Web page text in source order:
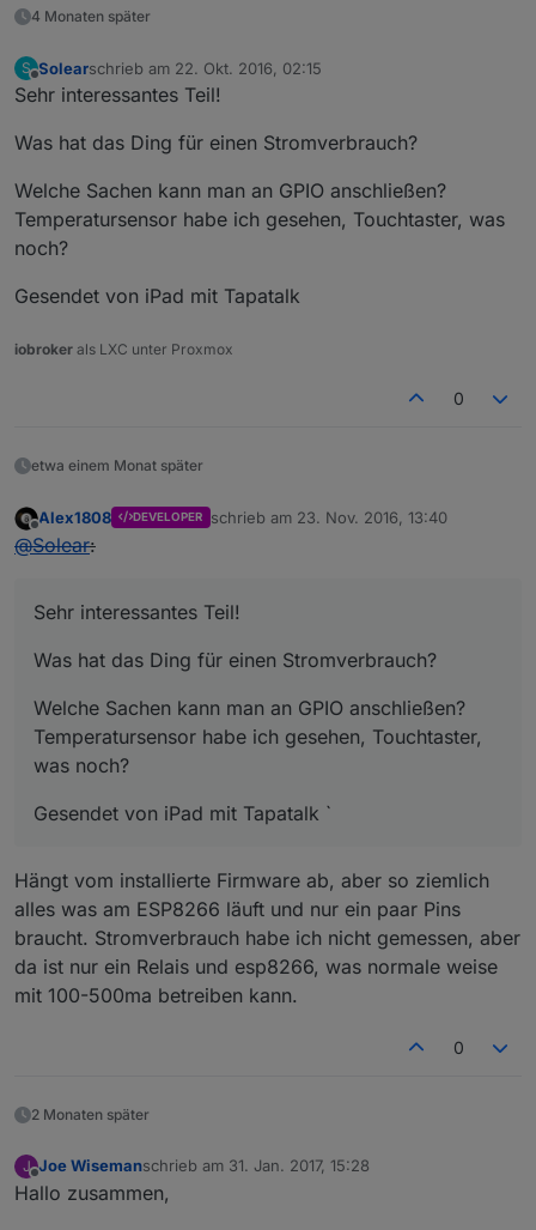
4 Monaten später
S
Offline
Solearschrieb am 22. Okt. 2016, 02:15
zuletzt editiert von
Sehr interessantes Teil!
Was hat das Ding für einen Stromverbrauch?
Welche Sachen kann man an GPIO anschließen?
Temperatursensor habe ich gesehen, Touchtaster, was
noch?
Gesendet von iPad mit Tapatalk
iobroker als LXC unter Proxmox
0
etwa einem Monat später
Offline
Alex1808 DEVELOPER schrieb am 23. Nov. 2016, 13:40
zuletzt editiert von
@Solear:
Sehr interessantes Teil!
Was hat das Ding für einen Stromverbrauch?
Welche Sachen kann man an GPIO anschließen?
Temperatursensor habe ich gesehen, Touchtaster,
was noch?
Gesendet von iPad mit Tapatalk `
Hängt vom installierte Firmware ab, aber so ziemlich
alles was am ESP8266 läuft und nur ein paar Pins
braucht. Stromverbrauch habe ich nicht gemessen, aber
da ist nur ein Relais und esp8266, was normale weise
mit 100-500ma betreiben kann.
0
2 Monaten später
J
Offline
Joe Wisemanschrieb am 31. Jan. 2017, 15:28
zuletzt editiert von
Hallo zusammen,